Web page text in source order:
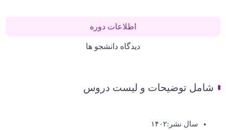
اطلاعات دوره
دیدگاه دانشجو ها
شامل توضیحات و لیست دروس
سال نشر:۱۴۰۲